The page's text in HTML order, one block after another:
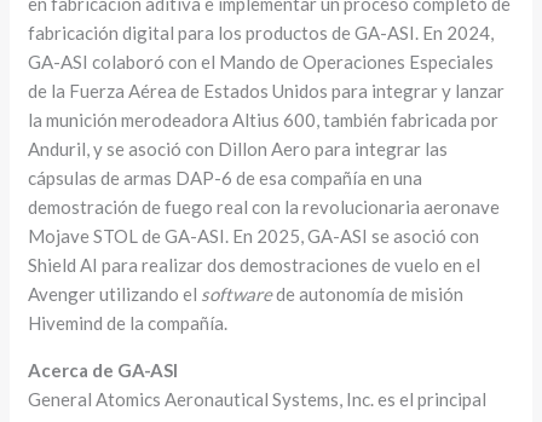
fabricación digital para los productos de GA-ASI. En 2024,
GA-ASI colaboró con el Mando de Operaciones Especiales
de la Fuerza Aérea de Estados Unidos para integrar y lanzar
la munición merodeadora Altius 600, también fabricada por
Anduril, y se asoció con Dillon Aero para integrar las
cápsulas de armas DAP-6 de esa compañía en una
demostración de fuego real con la revolucionaria aeronave
Mojave STOL de GA-ASI. En 2025, GA-ASI se asoció con
Shield AI para realizar dos demostraciones de vuelo en el
Avenger utilizando el softwarede autonomía de misión
Hivemind de la compañía.
Acerca de GA-ASI
General Atomics Aeronautical Systems, Inc. es el principal